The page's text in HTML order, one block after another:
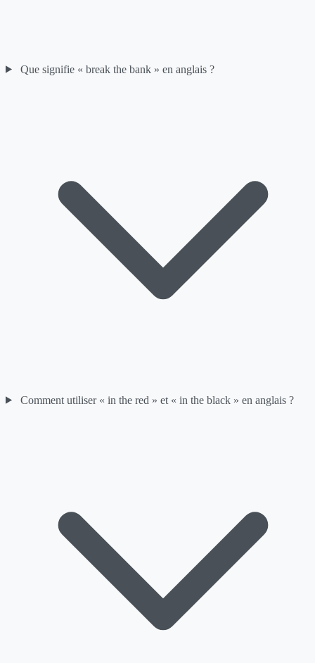
Que signifie « break the bank » en anglais ?
Comment utiliser « in the red » et « in the black » en anglais ?